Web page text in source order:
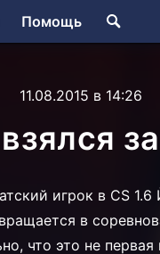
Помощь
11.08.2015 в 14:26
игрок в CS
в
что это не